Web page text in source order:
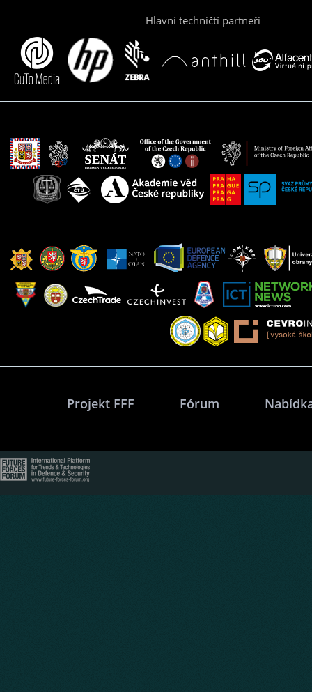
Hlavní techničtí partneři
Projekt FFF Fórum